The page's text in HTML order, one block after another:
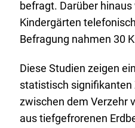
befragt. Darüber
Kindergärten
Befragung nahmen 30
Diese Studien zeigen
statistisch
zwischen dem Verzehr
aus tiefgefrorenen